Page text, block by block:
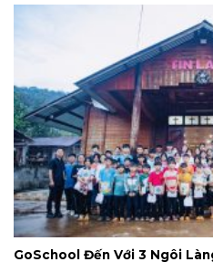
GoSchool Đến Với 3 Ngôi